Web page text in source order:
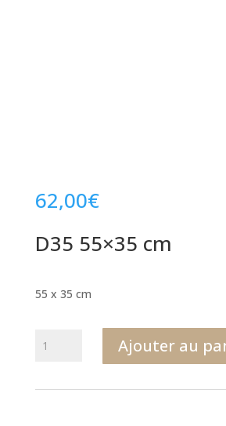
62,00€
D35 55×35 cm
55 x 35 cm
55x35
Ajouter au